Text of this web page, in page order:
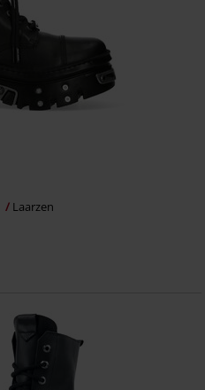
Laarzen